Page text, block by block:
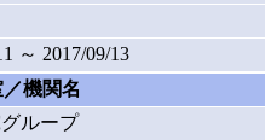
～ 2017/09/13
機関名
ループ